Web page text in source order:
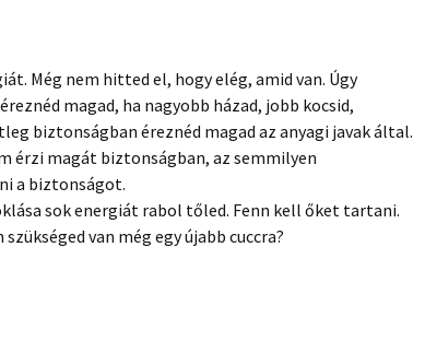
Még nem hitted el, hogy elég, amid van. Úgy
magad, ha nagyobb házad, jobb kocsid,
biztonságban éreznéd magad az anyagi javak által.
érzi magát biztonságban, az semmilyen
a biztonságot.
sok energiát rabol tőled. Fenn kell őket tartani.
van még egy újabb cuccra?